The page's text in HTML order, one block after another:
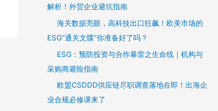
解析！外贸企业避坑指南
海关数据亮眼，高科技出口狂飙！欧美市场的
ESG“通关文牒”你准备好了吗？
ESG：预防投资与合作暴雷之生命线｜机构与
采购商避险指南
欧盟CSDDD供应链尽职调查落地在即！出海企
业合规必修课来了